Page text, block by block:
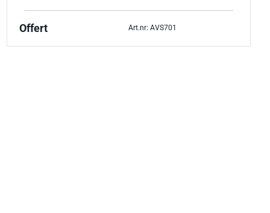
Offert Art.nr: AVS701